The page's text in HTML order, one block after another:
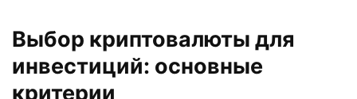
Выбор криптовалюты для
инвестиций: основные
критерии